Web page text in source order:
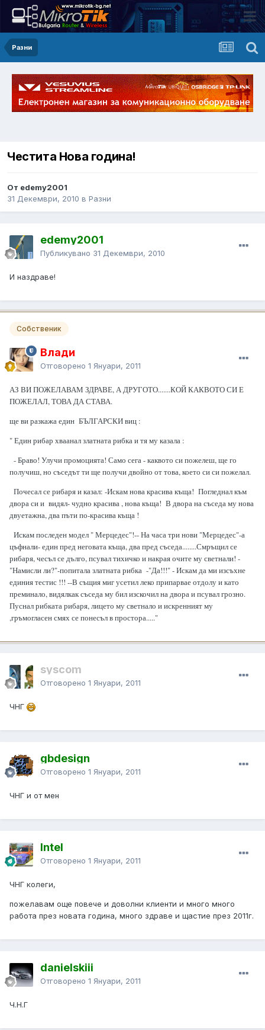
Разни
Честита Нова година!
От edemy2001
31 Декември, 2010 в Разни
edemy2001
Публикувано 31 Декември, 2010
И наздраве!
Собственик
Влади
Отговорено 1 Януари, 2011
АЗ ВИ ПОЖЕЛАВАМ ЗДРАВЕ, А ДРУГОТО.......КОЙ КАКВОТО СИ Е
ПОЖЕЛАЛ, ТОВА ДА СТАВА.
ще ви разкажа един БЪЛГАРСКИ виц :
" Един рибар хваанал златната рибка и тя му казала :
- Браво! Улучи промоцията! Само сега - каквото си пожелеш, ще го
получиш, но съседът ти ще получи двойно от това, което си си пожелал.
Почесал се рибаря и казал: -Искам нова красива къща! Погледнал към
двора си и видял- чудно красива , нова къща! В двора на съседа му нова
двуетажна, два пъти по-красива къща !
Искам последен модел " Мерцедес"!-- На часа три нови "Мерцедес"-а
цъфнали- един пред неговата къща, два пред съседа........Смръщил се
рибаря, чесъл се дълго, псувал тихичко и накрая очите му светнали! -
"Намисли ли?"-попитала златната рибка -"Да!!!" - Искам да ми изсъхне
единия тестис !!! --В същия миг усетил леко припарвае отдолу и като
преминало, видялкак съседа му бил изскочил на двора и псувал грозно.
Пуснал рибката рибаря, лицето му светнало и искренният му
,гръмогласен смях се понесъл в простора....."
syscom
Отговорено 1 Януари, 2011
ЧНГ
gbdesign
Отговорено 1 Януари, 2011
ЧНГ и от мен
Intel
Отговорено 1 Януари, 2011
ЧНГ колеги,
пожелавам още повече и доволни клиенти и много много
работа през новата година, много здраве и щастие през 2011г.
danielskiii
Отговорено 1 Януари, 2011
Ч.Н.Г